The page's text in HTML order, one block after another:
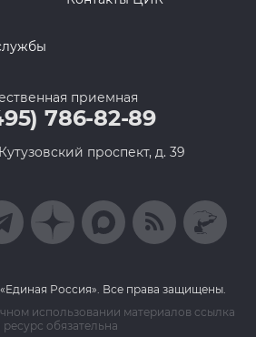
приемная
786-82-89
проспект, д. 39
Россия». Все права защищены.
использовании материалов ссылка
ресурс обязательна